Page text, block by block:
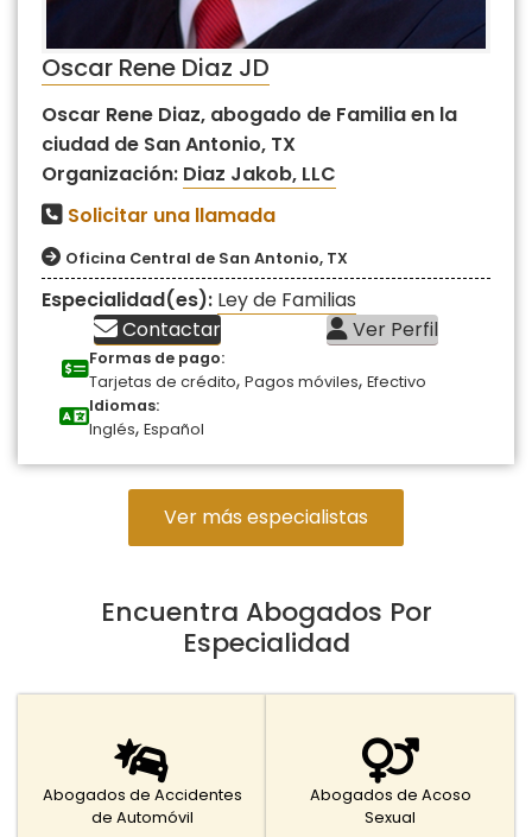
Oscar Rene Diaz JD
Oscar Rene Diaz, abogado de Familia en la
ciudad de San Antonio, TX
Organización: Diaz Jakob, LLC
Solicitar una llamada
Oficina Central de San Antonio, TX
Especialidad(es): Ley de Familias
Contactar
Ver Perfil
Formas de pago:
Tarjetas de crédito, Pagos móviles, Efectivo
Idiomas:
Inglés, Español
Ver más especialistas
Encuentra Abogados Por
Especialidad
Abogados de Accidentes
de Automóvil
Abogados de Acoso
Sexual